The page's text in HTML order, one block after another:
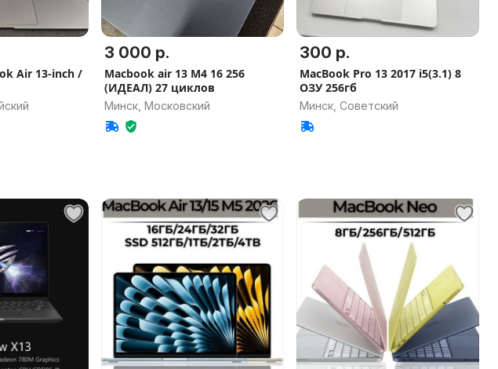
Air 13-inch /
3 000 р.
Macbook air 13 M4 16 256
(ИДЕАЛ) 27 циклов
Минск, Московский
300 р.
MacBook Pro 13 2017 i5(3.1) 8
ОЗУ 256гб
Минск, Советский